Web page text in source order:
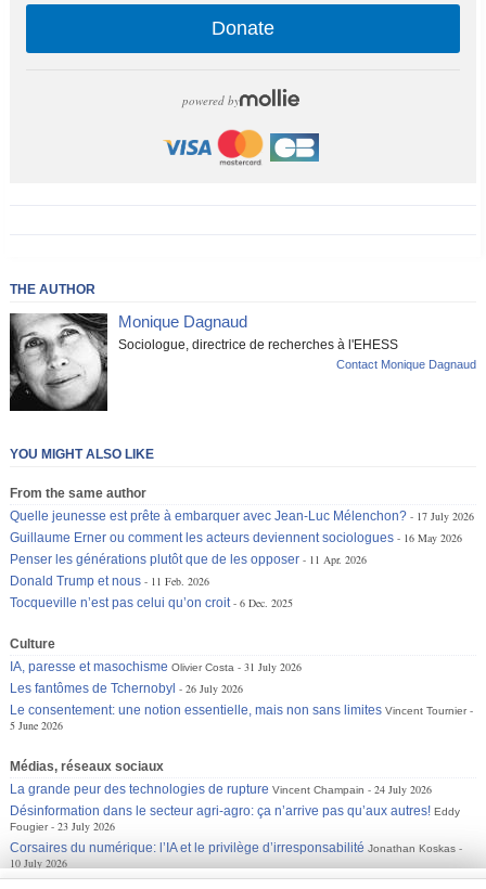
Donate
powered by
THE AUTHOR
Monique Dagnaud
Sociologue, directrice de recherches à l'EHESS
Contact Monique Dagnaud
YOU MIGHT ALSO LIKE
From the same author
Quelle jeunesse est prête à embarquer avec Jean-Luc Mélenchon?
17 July 2026
Guillaume Erner ou comment les acteurs deviennent sociologues
16 May 2026
Penser les générations plutôt que de les opposer
11 Apr. 2026
Donald Trump et nous
11 Feb. 2026
Tocqueville n’est pas celui qu’on croit 6 Dec. 2025
Culture
IA, paresse et masochisme Olivier Costa
31 July 2026
Les fantômes de Tchernobyl
26 July 2026
Le consentement: une notion essentielle, mais non sans limites Vincent Tournier
5 June 2026
Médias, réseaux sociaux
La grande peur des technologies de rupture Vincent Champain
24 July 2026
Désinformation dans le secteur agri-agro: ça n’arrive pas qu’aux autres! Eddy
Fougier
23 July 2026
Corsaires du numérique: l’IA et le privilège d’irresponsabilité Jonathan Koskas
10 July 2026